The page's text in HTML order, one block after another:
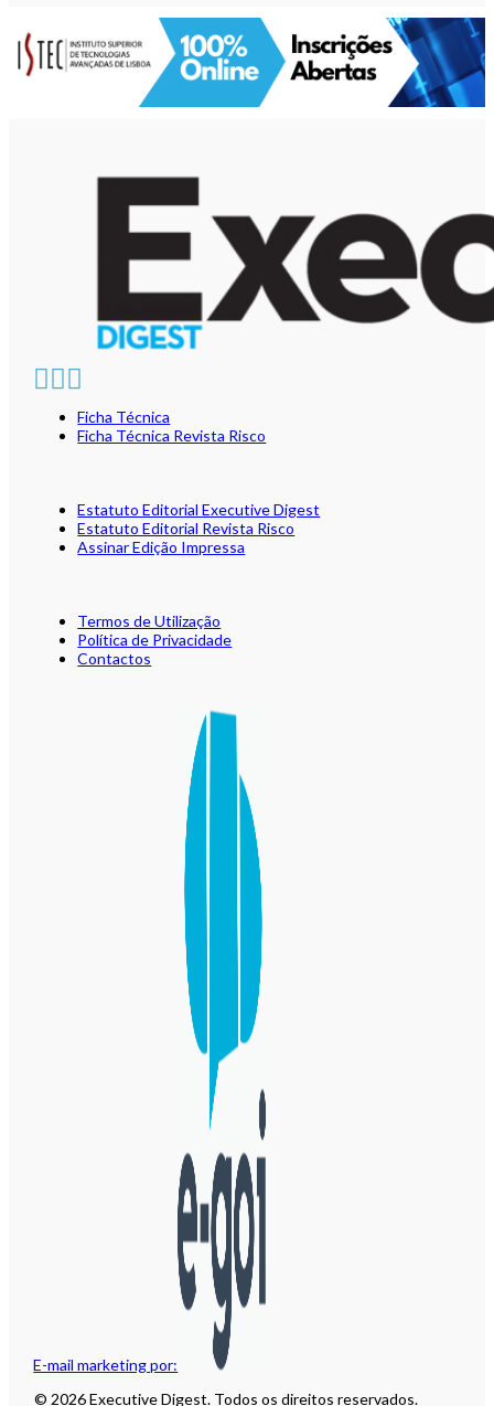
E-mail marketing por:
Ficha Técnica
Ficha Técnica Revista Risco
Estatuto Editorial Executive Digest
Estatuto Editorial Revista Risco
Assinar Edição Impressa
Termos de Utilização
Política de Privacidade
Contactos
© 2026 Executive Digest. Todos os direitos reservados.